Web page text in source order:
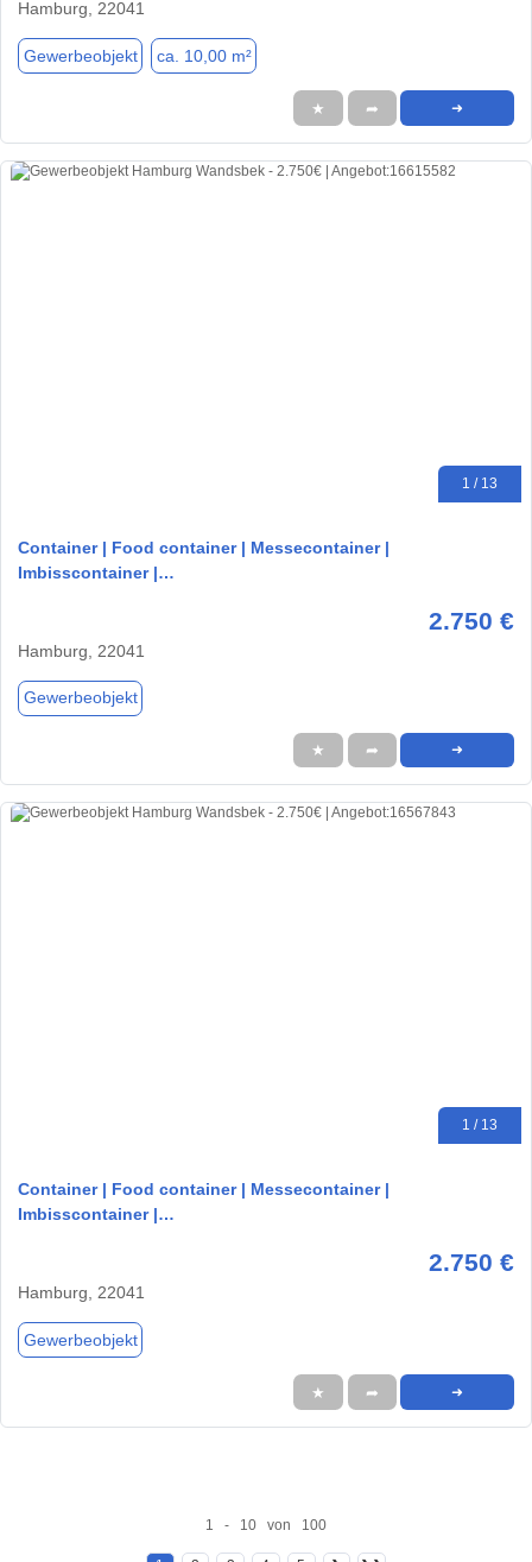
Hamburg, 22041
Gewerbeobjekt ca. 10,00 m²
★ ➦ ➜
1 / 13
Container | Food container | Messecontainer |
Imbisscontainer |…
2.750 €
Hamburg, 22041
Gewerbeobjekt
★ ➦ ➜
1 / 13
Container | Food container | Messecontainer |
Imbisscontainer |…
2.750 €
Hamburg, 22041
Gewerbeobjekt
★ ➦ ➜
1 - 10 von 100